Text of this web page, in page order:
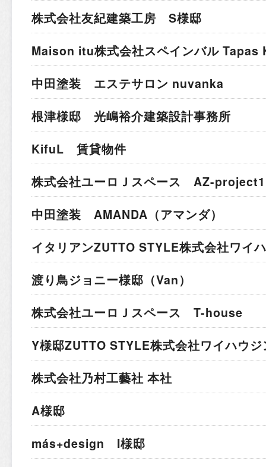
株式会社友紀建築工房 S様邸
Maison itu株式会社スペインバル
中田塗装 エステサロン nuvanka
根津様邸 光嶋裕介建築設計事務所
KifuL 賃貸物件
株式会社ユーロＪスペース AZ-project1
中田塗装 AMANDA（アマンダ）
イタリアンZUTTO STYLE株式会社ワイ
渡り鳥ジョニー様邸（Van）
株式会社ユーロＪスペース T-house
Y様邸ZUTTO STYLE株式会社ワイハウジ
株式会社乃村工藝社 本社
A様邸
más+design I様邸